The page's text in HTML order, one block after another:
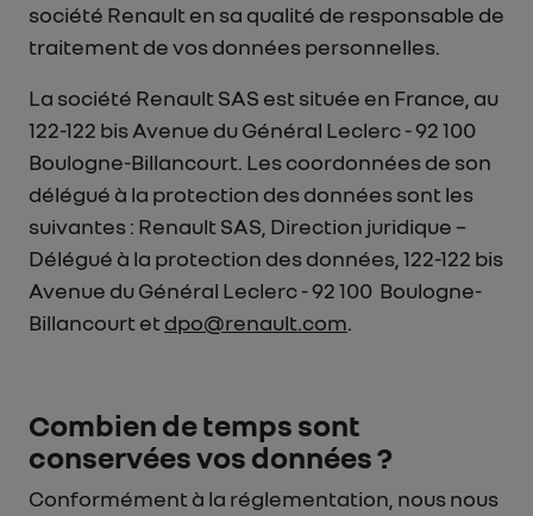
société Renault en sa qualité de responsable de
traitement de vos données personnelles.
La société Renault SAS est située en France, au
122-122 bis Avenue du Général Leclerc - 92 100
Boulogne-Billancourt. Les coordonnées de son
délégué à la protection des données sont les
suivantes : Renault SAS, Direction juridique –
Délégué à la protection des données, 122-122 bis
Avenue du Général Leclerc - 92 100 Boulogne-
Billancourt et dpo@renault.com.
Combien de temps sont
conservées vos données ?
Conformément à la réglementation, nous nous